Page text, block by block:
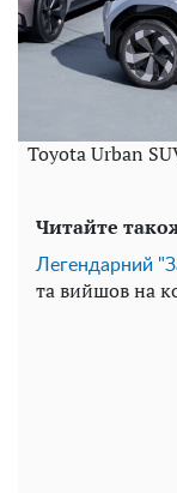
Toyota Urban
Читайте
Легендарний
та вийшов на